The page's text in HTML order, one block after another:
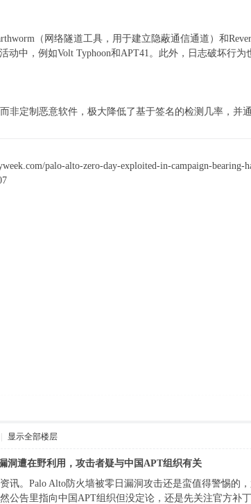
（网络隧道工具，用于建立隐蔽通信通道）和
动中，例如Volt Typhoon和APT41。此外，日志破坏行
非定制恶意软件，极大降低了基于签名的检测几率，并
palo-alto-zero-day-exploited-in-campaign-bearing-
显示全部楼层
洞遭在野利用，攻击者疑与中国APT组织有关
讯。Palo Alto防火墙被零日漏洞攻击还是蛮值得警惕的
公告里指向中国APT组织但没定论，还是先关注官方补